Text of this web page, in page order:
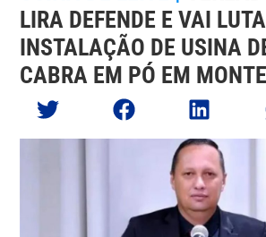
LIRA DEFENDE E VAI
INSTALAÇÃO DE USINA
CABRA EM PÓ EM